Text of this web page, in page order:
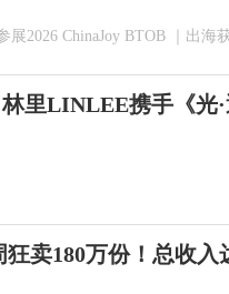
展2026 ChinaJoy BTOB ｜出海
里LINLEE携手《光
狂卖180万份！总收入